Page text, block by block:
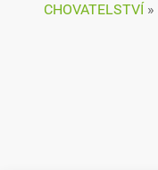
CHOVATELSTVÍ »